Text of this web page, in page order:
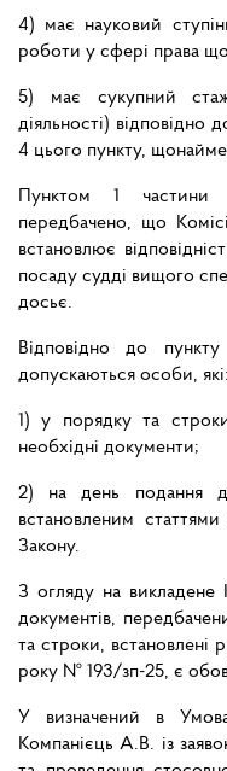
4) має науковий
роботи у сфері права
5) має сукупний
діяльності) відповідно
4 цього пункту,
Пунктом 1 частини
передбачено, що
встановлює
посаду судді вищого
досьє.
Відповідно до
допускаються особи, які:
1) у порядку та
необхідні документи;
2) на день подання
встановленим
Закону.
З огляду на викладене
документів,
та строки, встановлені
року № 193/зп-25, є
У визначений в
Компанієць А.В. із